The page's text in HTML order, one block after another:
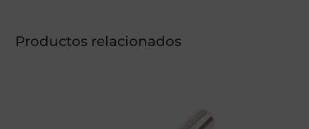
Productos relacionados